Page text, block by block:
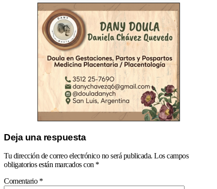
Deja una respuesta
Tu dirección de correo electrónico no será publicada. Los campos
obligatorios están marcados con *
Comentario *